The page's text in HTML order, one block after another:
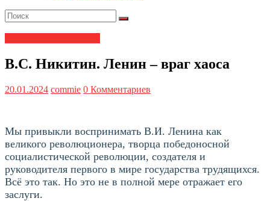
В.С. Никитин. Ленин – враг хаоса
20.01.2024 commie 0 Комментариев
Мы привыкли воспринимать В.И. Ленина как
великого революционера, творца победоносной
социалистической революции, создателя и
руководителя первого в мире государства трудящихся.
Всё это так. Но это не в полной мере отражает его
заслуги.